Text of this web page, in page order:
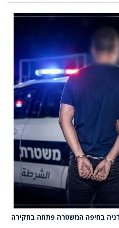
בחיפה המשטרה פתחה בחקירה